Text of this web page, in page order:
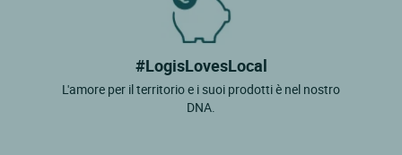
#LogisLovesLocal
L'amore per il territorio e i suoi prodotti è nel nostro
DNA.